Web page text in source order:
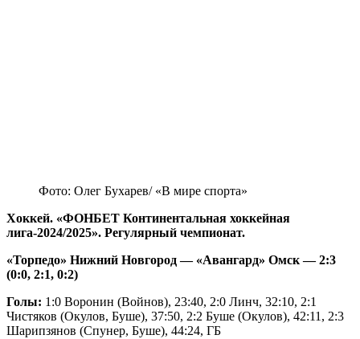
Фото: Олег Бухарев/ «В мире спорта»
Хоккей. «ФОНБЕТ Континентальная хоккейная
лига-2024/2025». Регулярный чемпионат.
«Торпедо» Нижний Новгород — «Авангард» Омск — 2:3
(0:0, 2:1, 0:2)
Голы: 1:0 Воронин (Войнов), 23:40, 2:0 Линч, 32:10, 2:1
Чистяков (Окулов, Буше), 37:50, 2:2 Буше (Окулов), 42:11, 2:3
Шарипзянов (Спунер, Буше), 44:24, ГБ